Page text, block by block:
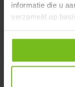
informatie die u
verzameld op
Op voorraad